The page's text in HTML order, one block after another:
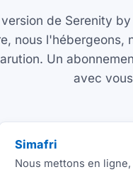
de Serenity
nous l'hébergeons,
Un
avec
Simafri
Nous mettons en